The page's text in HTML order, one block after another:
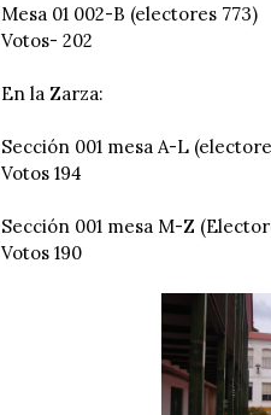
Mesa 01 002-B (electores 773)
Votos- 202
En la Zarza:
Sección 001 mesa A-L (
Votos 194
Sección 001 mesa M-Z (
Votos 190